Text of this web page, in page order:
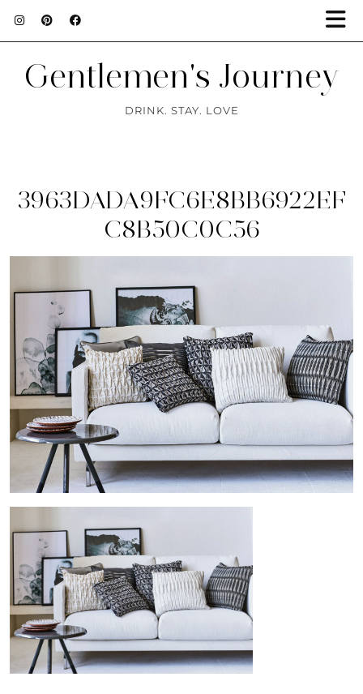
Gentlemen's Journey
DRINK. STAY. LOVE
3963DADA9FC6E8BB6922EF
C8B50C0C56